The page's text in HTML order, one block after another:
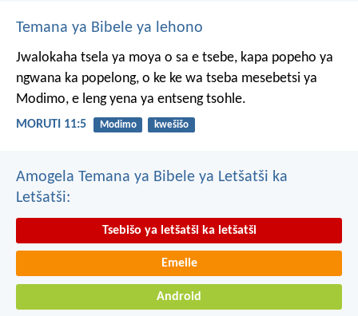
Temana ya Bibele ya lehono
Jwalokaha tsela ya moya o sa e tsebe, kapa popeho ya
ngwana ka popelong, o ke ke wa tseba mesebetsi ya
Modimo, e leng yena ya entseng tsohle.
MORUTI 11:5 Modimo kwešišo
Amogela Temana ya Bibele ya Letšatši ka
Letšatši:
Tsebišo ya letšatši ka letšatši
Emeile
Android